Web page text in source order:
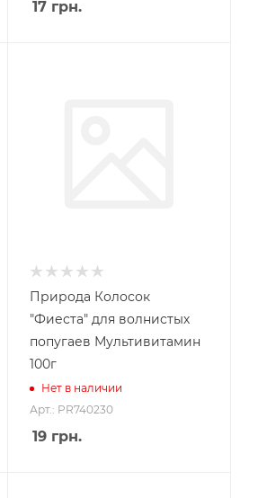
17грн.
Природа Колосок
"Фиеста" для волнистых
попугаев Мультивитамин
100г
Нет в наличии
Арт.: PR740230
19грн.